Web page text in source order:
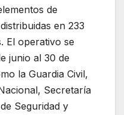
de
en 233
El operativo se
junio al 30 de
la Guardia Civil,
Secretaría
Seguridad y